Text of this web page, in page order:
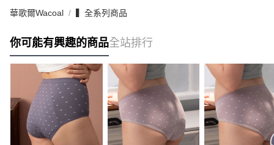
華歌爾Wacoal ▍全系列商品
你可能有興趣的商品全站排行